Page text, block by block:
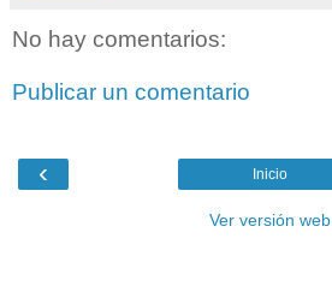
No hay comentarios:
Publicar un comentario
‹ Inicio
Ver versión web